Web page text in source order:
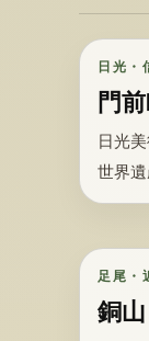
日光・
門
日光
世界遺
足尾・
銅